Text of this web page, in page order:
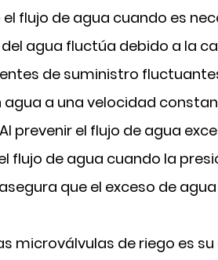
flujo de agua cuando es
agua fluctúa debido a la
de suministro
a una velocidad
prevenir el flujo de agua
flujo de agua cuando la
que el exceso de
microválvulas de riego es